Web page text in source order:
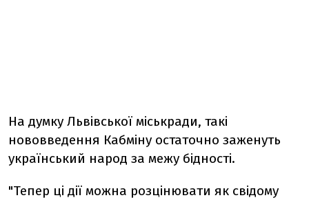
На думку Львівської міськради, такі
нововведення Кабміну остаточно заженуть
український народ за межу бідності.
"Тепер ці дії можна розцінювати як свідому